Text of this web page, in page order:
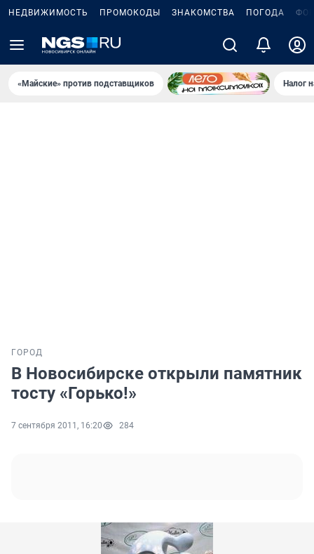
НЕДВИЖИМОСТЬ ПРОМОКОДЫ ЗНАКОМСТВА ПОГОДА
«Майские» против подставщиков Налог
ГОРОД
В Новосибирске открыли памятник
тосту «Горько!»
7 сентября 2011, 16:20 284